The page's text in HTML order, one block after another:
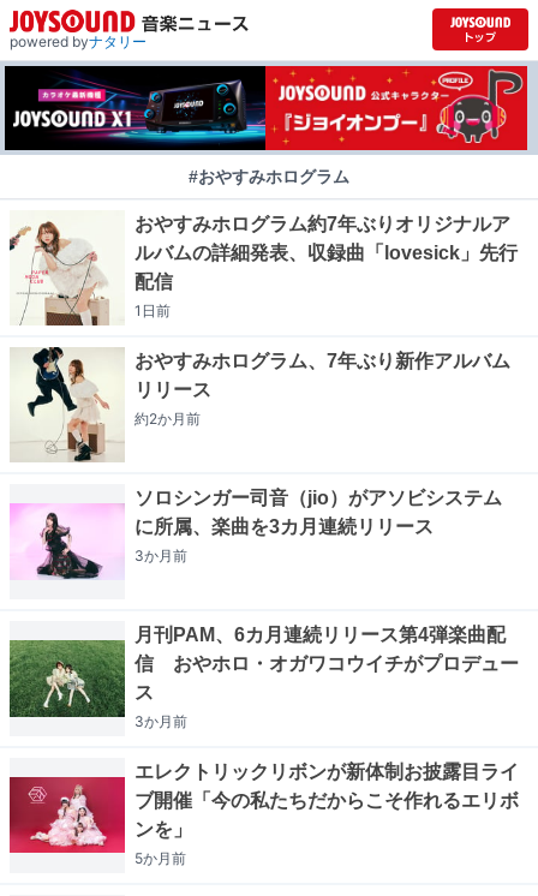
powered byナタリー
#おやすみホログラム
おやすみホログラム約7年ぶりオリジナルア
ルバムの詳細発表、収録曲「lovesick」先行
配信
1日前
おやすみホログラム、7年ぶり新作アルバム
リリース
約2か月前
ソロシンガー司音（jio）がアソビシステム
に所属、楽曲を3カ月連続リリース
3か月前
月刊PAM、6カ月連続リリース第4弾楽曲配
信 おやホロ・オガワコウイチがプロデュー
ス
3か月前
エレクトリックリボンが新体制お披露目ライ
ブ開催「今の私たちだからこそ作れるエリボ
ンを」
5か月前